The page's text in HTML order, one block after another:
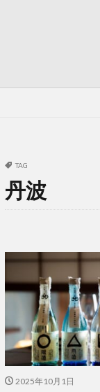
TAG
丹波
2025年10月1日